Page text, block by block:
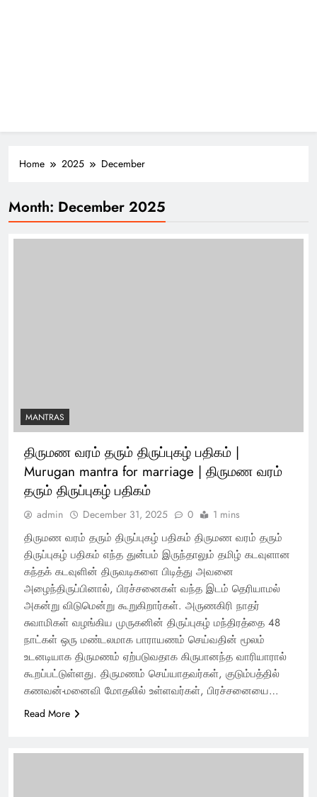
Home 2025 December
Month: December 2025
MANTRAS
திருமண வரம் தரும் திருப்புகழ் பதிகம் |
Murugan mantra for marriage | திருமண வரம்
தரும் திருப்புகழ் பதிகம்
admin December 31, 2025 0 1 mins
திருமண வரம் தரும் திருப்புகழ் பதிகம் திருமண வரம் தரும்
திருப்புகழ் பதிகம் எந்த துன்பம் இருந்தாலும் தமிழ் கடவுளான
கந்தக் கடவுளின் திருவடிகளை பிடித்து அவனை
அழைந்திருப்பினால், பிரச்சனைகள் வந்த இடம் தெரியாமல்
அகன்று விடுமென்று கூறுகிறார்கள். அருணகிரி நாதர்
சுவாமிகள் வழங்கிய முருகனின் திருப்புகழ் மந்திரத்தை 48
நாட்கள் ஒரு மண்டலமாக பாராயணம் செய்வதின் மூலம்
உடனடியாக திருமணம் ஏற்படுவதாக கிருபானந்த வாரியாரால்
கூறப்பட்டுள்ளது. திருமணம் செய்யாதவர்கள், குடும்பத்தில்
கணவன்-மனைவி மோதலில் உள்ளவர்கள், பிரச்சனையை…
Read More